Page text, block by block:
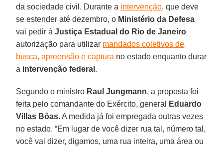
da sociedade civil. Durante a intervenção, que deve
se estender até dezembro, o Ministério da Defesa
vai pedir àJustiça Estadual do Rio de Janeiro
autorização para utilizar mandados coletivos de
busca, apreensão e captura no estado enquanto durar
a intervenção federal .
Segundo o ministro Raul Jungmann, a proposta foi
feita pelo comandante do Exército, general
Eduardo
Villas Bôas. A medida já foi empregada outras vezes
no estado. “Em lugar de você dizer rua tal, número tal,
você vai dizer, digamos, uma rua inteira, uma área ou